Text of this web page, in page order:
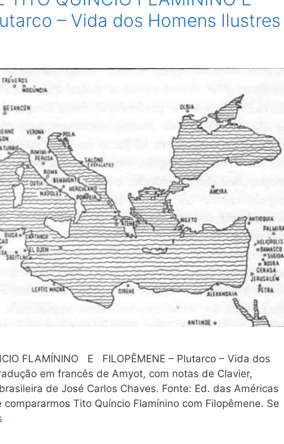
– Vida dos Homens Ilustres
FLAMÍNINO E FILOPÊMENE – Plutarco – Vida dos
em francês de Amyot, com notas de Clavier,
de José Carlos Chaves. Fonte: Ed. das Américas
Tito Quíncio Flamínino com Filopêmene. Se